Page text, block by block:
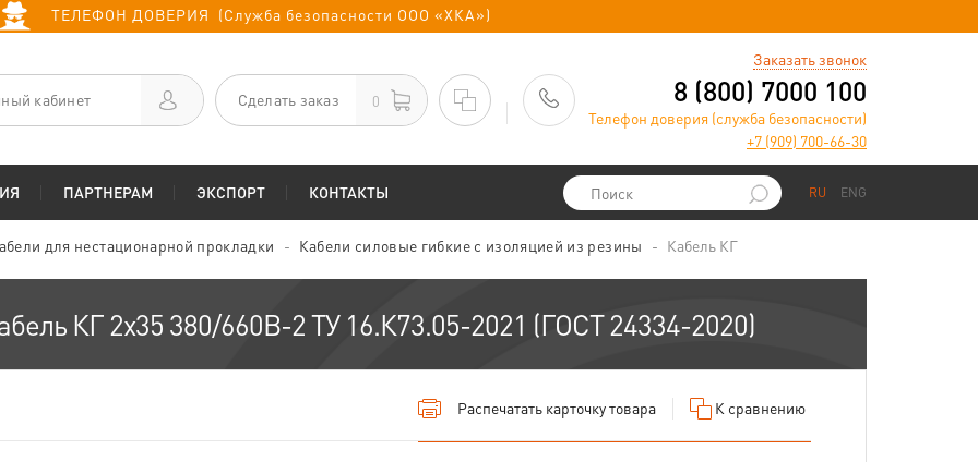
ТЕЛЕФОН ДОВЕРИЯ (Служба безопасности ООО «ХКА»)
кабинет Сделать заказ 0
Заказать звонок
8 (800) 7000 100
Телефон доверия (служба безопасности)
+7 (909) 700-66-30
ПАРТНЕРАМ ЭКСПОРТ КОНТАКТЫ RU ENG
для нестационарной прокладки Кабели силовые гибкие с изоляцией из резины Кабель КГ
КГ 2х35 380/660В-2 ТУ 16.К73.05-2021 (ГОСТ 24334-2020)
Распечатать карточку товара К сравнению